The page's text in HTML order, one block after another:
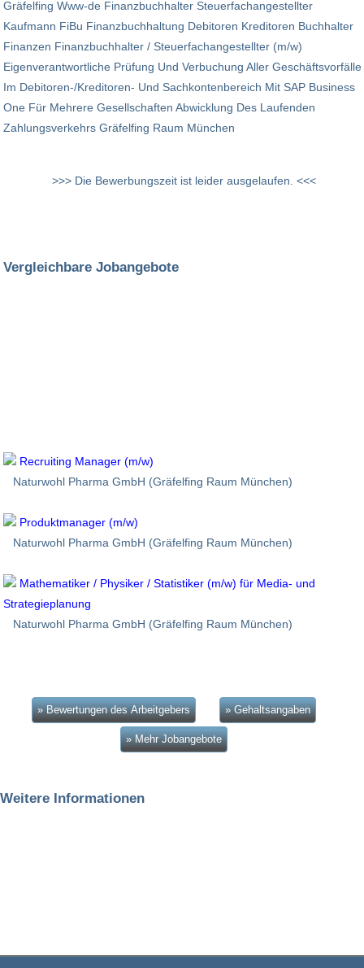
Gräfelfing Www-de Finanzbuchhalter Steuerfachangestellter
Kaufmann FiBu Finanzbuchhaltung Debitoren Kreditoren Buchhalter
Finanzen Finanzbuchhalter / Steuerfachangestellter (m/w)
Eigenverantwortliche Prüfung Und Verbuchung Aller Geschäftsvorfälle
Im Debitoren-/Kreditoren- Und Sachkontenbereich Mit SAP Business
One Für Mehrere Gesellschaften Abwicklung Des Laufenden
Zahlungsverkehrs Gräfelfing Raum München
>>> Die Bewerbungszeit ist leider ausgelaufen. <<<
Vergleichbare Jobangebote
Recruiting Manager (m/w)
Naturwohl Pharma GmbH (Gräfelfing Raum München)
Produktmanager (m/w)
Naturwohl Pharma GmbH (Gräfelfing Raum München)
Mathematiker / Physiker / Statistiker (m/w) für Media- und
Strategieplanung
Naturwohl Pharma GmbH (Gräfelfing Raum München)
» Bewertungen des Arbeitgebers » Gehaltsangaben
» Mehr Jobangebote
Weitere Informationen